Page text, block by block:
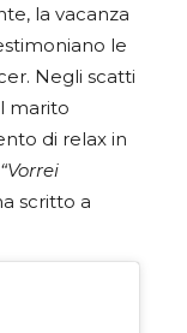
la vacanza
le
Negli scatti
marito
di relax in
“Vorrei
scritto a